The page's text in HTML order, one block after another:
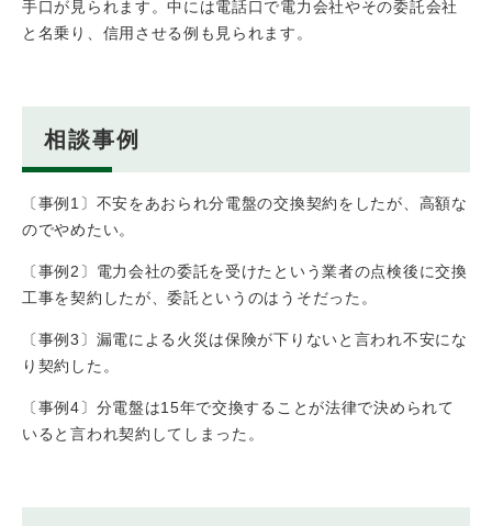
手口が見られます。中には電話口で電力会社やその委託会社
と名乗り、信用させる例も見られます。
相談事例
〔事例1〕不安をあおられ分電盤の交換契約をしたが、高額な
のでやめたい。
〔事例2〕電力会社の委託を受けたという業者の点検後に交換
工事を契約したが、委託というのはうそだった。
〔事例3〕漏電による火災は保険が下りないと言われ不安にな
り契約した。
〔事例4〕分電盤は15年で交換することが法律で決められて
いると言われ契約してしまった。